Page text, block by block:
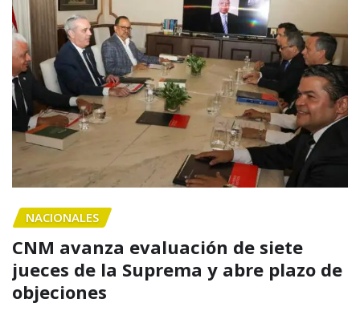
NACIONALES
CNM avanza evaluación de siete
jueces de la Suprema y abre plazo de
objeciones